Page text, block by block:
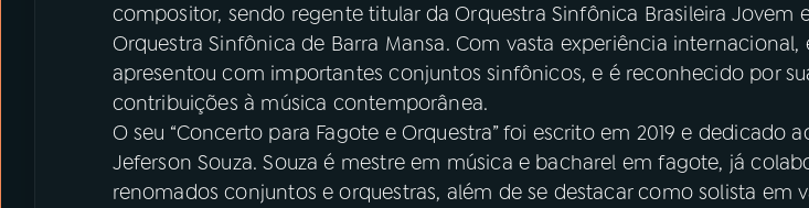
compositor, sendo regente titular da Orquestra Sinfônica Brasileira Jovem
Orquestra Sinfônica de Barra Mansa. Com vasta experiência internacional,
apresentou com importantes conjuntos sinfônicos, e é reconhecido por
contribuições à música contemporânea.
O seu “Concerto para Fagote e Orquestra” foi escrito em 2019 e dedicado
Jeferson Souza. Souza é mestre em música e bacharel em fagote, já
renomados conjuntos e orquestras, além de se destacar como solista em